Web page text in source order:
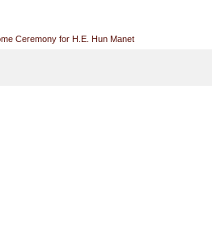
Ceremony for H.E. Hun Manet